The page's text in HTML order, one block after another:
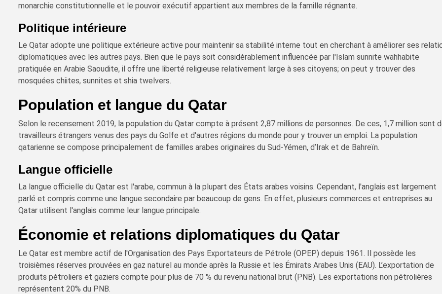
monarchie constitutionnelle et le pouvoir exécutif appartient aux membres de la famille régnante.
Politique intérieure
Le Qatar adopte une politique extérieure active pour maintenir sa stabilité interne tout en cherchant à améliorer ses
diplomatiques avec les autres pays. Bien que le pays soit considérablement influencée par l'Islam sunnite wahhabite
pratiquée en Arabie Saoudite, il offre une liberté religieuse relativement large à ses citoyens; on peut y trouver des
mosquées chiites, sunnites et shia twelvers.
Population et langue du Qatar
Selon le recensement 2019, la population du Qatar compte à présent 2,87 millions de personnes. De ces, 1,7 million sont
travailleurs étrangers venus des pays du Golfe et d'autres régions du monde pour y trouver un emploi. La population
qatarienne se compose principalement de familles arabes originaires du Sud-Yémen, d’Irak et de Bahreïn.
Langue officielle
La langue officielle du Qatar est l'arabe, commun à la plupart des États arabes voisins. Cependant, l'anglais est largement
parlé et compris comme une langue secondaire par beaucoup de gens. En effet, plusieurs commerces et entreprises au
Qatar utilisent l'anglais comme leur langue principale.
Économie et relations diplomatiques du Qatar
Le Qatar est membre actif de l'Organisation des Pays Exportateurs de Pétrole (OPEP) depuis 1961. Il possède les
troisièmes réserves prouvées en gaz naturel au monde après la Russie et les Émirats Arabes Unis (EAU). L’exportation de
produits pétroliers et gaziers compte pour plus de 70 % du revenu national brut (PNB). Les exportations non pétrolières
représentent 20% du PNB.